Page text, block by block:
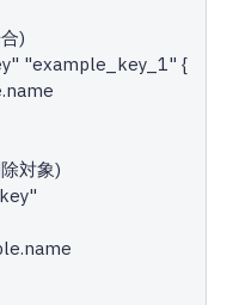
)
"example_key_1" {
対象)